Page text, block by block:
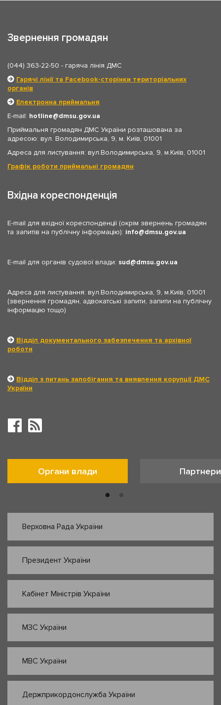
Звернення громадян
(044) 363-22-50 - гаряча лінія ДМС
Гарячі лінії та Facebook-сторінки територіальних
органів
Електронна приймальня
E-mail: hotline
dmsu.gov.ua
Приймальня громадян ДМС України розташована за
адресою: вул. Володимирська, 9, м. Київ, 01001
Адреса для листування: вул.Володимирська, 9, м.Київ, 01001
Графік роботи приймальні громадян
Вхідна кореспонденція
E-mail для вхідної кореспонденції (окрім звернень громадян
та запитів на публічну інформацію): info dmsu.gov.ua
E-mail для органів судової влади: sud dmsu.gov.ua
Адреса для листування: вул.Володимирська, 9, м.Київ, 01001
(звернення громадян, адвокатські запити, запити на публічну
інформацію тощо)
Відділ документального забезпечення та архівної
роботи
Відділ з питань запобігання та виявлення корупції ДМС
України
Органи влади Партнери
Верховна Рада України
Президент України
Кабінет Міністрів України
МЗС України
МВС України
Держприкордонслужба України